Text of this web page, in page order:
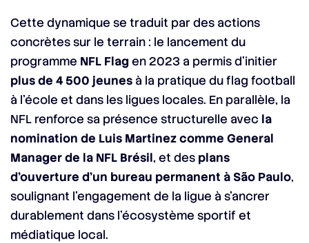
Cette dynamique se traduit par des actions
concrètes sur le terrain : le lancement du
programme NFL Flagen 2023 a permis d’initier
plus de 4 500 jeunes à la pratique du flag football
à l’école et dans les ligues locales. En parallèle, la
NFL renforce sa présence structurelle avec la
nomination de Luis Martinez comme General
Manager de la NFL Brésil, et des plans
d’ouverture d’un bureau permanent à São Paulo,
soulignant l’engagement de la ligue à s’ancrer
durablement dans l’écosystème sportif et
médiatique local.